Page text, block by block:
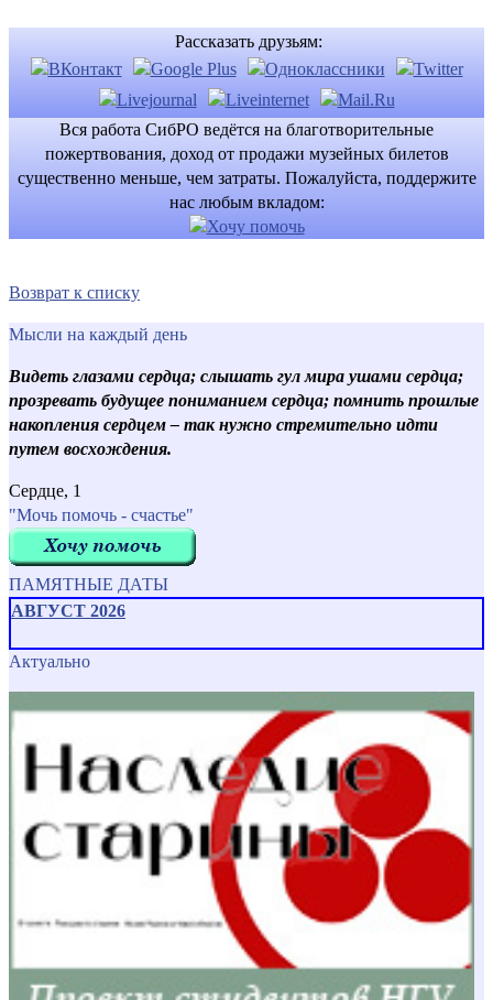
Рассказать друзьям:
Вся работа СибРО ведётся на благотворительные
пожертвования, доход от продажи музейных билетов
существенно меньше, чем затраты. Пожалуйста, поддержите
нас любым вкладом:
Возврат к списку
Мысли на каждый день
Видеть глазами сердца; слышать гул мира ушами сердца;
прозревать будущее пониманием сердца; помнить прошлые
накопления сердцем – так нужно стремительно идти
путем восхождения.
Сердце, 1
"Мочь помочь - счастье"
ПАМЯТНЫЕ ДАТЫ
АВГУСТ 2026
Актуально